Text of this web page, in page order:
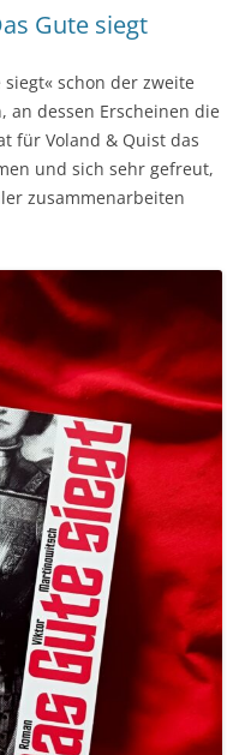
Gute siegt
siegt« schon der zweite
an dessen Erscheinen die
für Voland & Quist das
und sich sehr gefreut,
zusammenarbeiten